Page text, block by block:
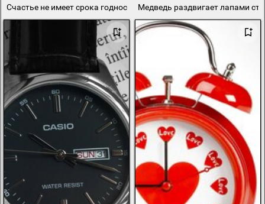
Счастье не имеет срока годности Медведь раздвигает лапами